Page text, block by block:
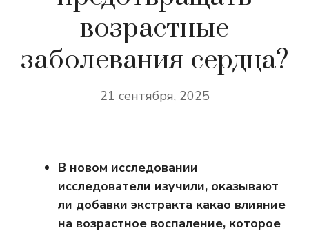
возрастные
заболевания сердца?
21 сентября, 2025
В новом исследовании
исследователи изучили, оказывают
ли добавки экстракта какао влияние
на возрастное воспаление, которое